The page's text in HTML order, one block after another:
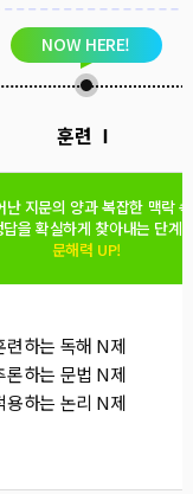
NOW HERE!
훈련 Ⅰ
난 지문의 양과 복잡한 맥락 속
답을 확실하게 찾아내는 단계
문해력 UP!
련하는 독해 N제
론하는 문법 N제
용하는 논리 N제